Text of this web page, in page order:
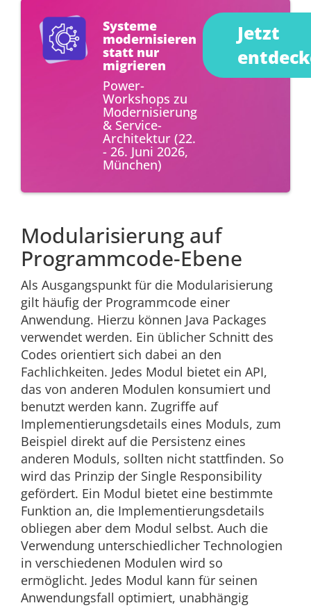
Systeme
modernisieren
statt nur
migrieren
Power-
Workshops zu
Modernisierung
& Service-
Architektur (22.
- 26. Juni 2026,
München)
Jetzt
Modularisierung auf
Programmcode-Ebene
Als Ausgangspunkt für die Modularisierung
gilt häufig der Programmcode einer
Anwendung. Hierzu können Java Packages
verwendet werden. Ein üblicher Schnitt des
Codes orientiert sich dabei an den
Fachlichkeiten. Jedes Modul bietet ein API,
das von anderen Modulen konsumiert und
benutzt werden kann. Zugriffe auf
Implementierungsdetails eines Moduls, zum
Beispiel direkt auf die Persistenz eines
anderen Moduls, sollten nicht stattfinden. So
wird das Prinzip der Single Responsibility
gefördert. Ein Modul bietet eine bestimmte
Funktion an, die Implementierungsdetails
obliegen aber dem Modul selbst. Auch die
Verwendung unterschiedlicher Technologien
in verschiedenen Modulen wird so
ermöglicht. Jedes Modul kann für seinen
Anwendungsfall optimiert, unabhängig